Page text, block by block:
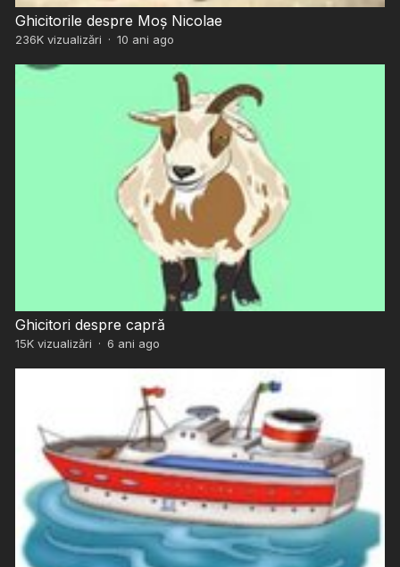
Ghicitorile despre Moș Nicolae
236Kvizualizări · 10 ani ago
Ghicitori despre capră
15Kvizualizări · 6 ani ago